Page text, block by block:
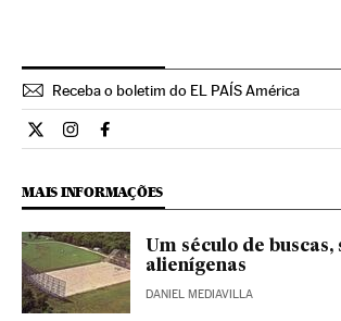
Receba o boletim do EL PAÍS América
Ciencia El País Brasil en Twitter
Ciencia El País Brasil en Instagram
Ciencia El País Brasil en
MAIS INFORMAÇÕES
Um século de
alienígenas
DANIEL MEDIAVILLA